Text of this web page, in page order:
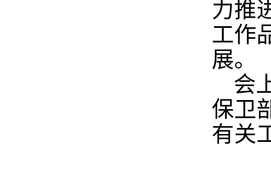
力推
工作
展。
会
保卫
有关